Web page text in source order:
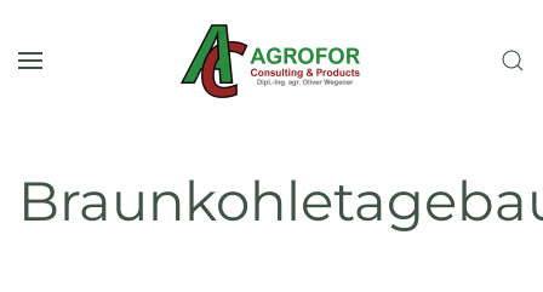
Skip to main content